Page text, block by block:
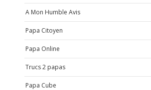
A Mon Humble Avis
Papa Citoyen
Papa Online
Trucs 2 papas
Papa Cube